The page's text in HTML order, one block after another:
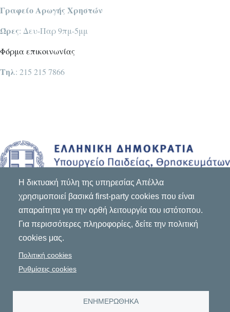
Η δικτυακή πύλη της υπηρεσίας Απέλλα
χρησιμοποιεί βασικά first-party cookies που είναι
απαραίτητα για την ορθή λειτουργία του ιστότοπου.
Για περισσότερες πληροφορίες, δείτε την πολιτική
cookies μας.
Πολιτική cookies
Ρυθμίσεις cookies
ΕΝΗΜΕΡΩΘΗΚΑ
Γραφείο Αρωγής Χρηστών
Ώρες: Δευ-Παρ 9πμ-5μμ
Φόρμα επικοινωνίας
Τηλ: 215 215 7866